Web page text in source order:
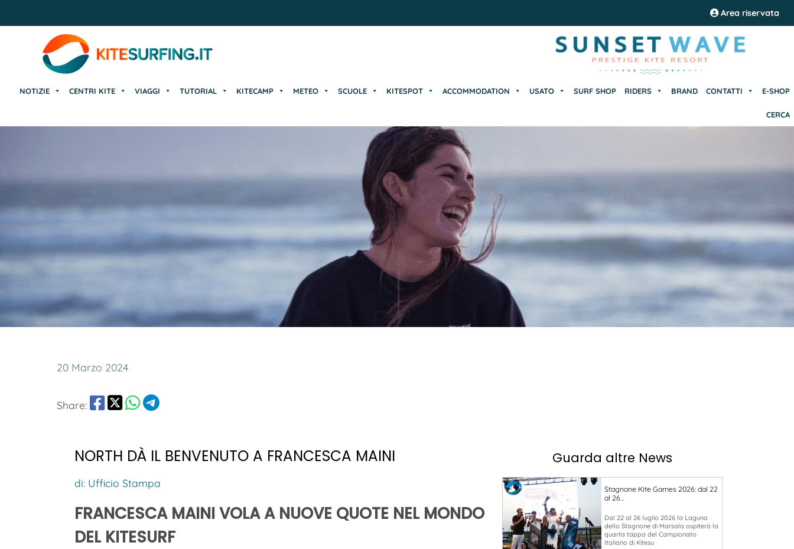
Area riservata
NOTIZIE CENTRI KITE VIAGGI TUTORIAL KITECAMP METEO SCUOLE KITESPOT ACCOMMODATION USATO SURF SHOP RIDERS BRAND CONTATTI E-SHOP
CERCA
20 Marzo 2024
Share:
NORTH DÀ IL BENVENUTO A FRANCESCA MAINI
di: Ufficio Stampa
FRANCESCA MAINIVOLA A NUOVE QUOTE NEL MONDO
DEL KITESURF
Guarda altre News
Stagnone Kite Games 2026: dal 22
al 26…
Dal 22 al 26 luglio 2026 la Laguna
dello Stagnone di Marsala ospiterà la
quarta tappa del Campionato
Italiano di Kitesu